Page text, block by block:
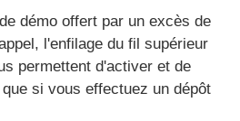
démo offert par un excès de
l'enfilage du fil supérieur
permettent d'activer et de
si vous effectuez un dépôt